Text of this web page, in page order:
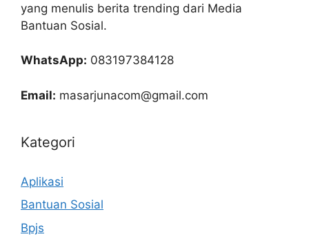
yang menulis berita trending dari Media
Bantuan Sosial.
WhatsApp: 083197384128
Email: masarjunacom@gmail.com
Kategori
Aplikasi
Bantuan Sosial
Bpjs